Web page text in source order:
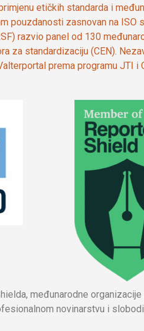
etičkih standarda i
pouzdanosti zasnovan na ISO
razvio panel od 130
za standardizaciju (CEN).
prema programu JTI i
međunarodne
novinarstvu i slobodi